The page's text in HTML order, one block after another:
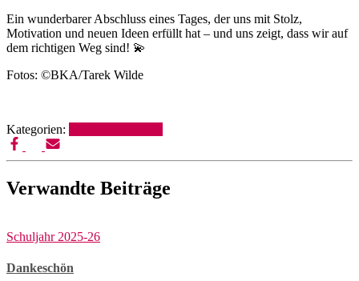
Ein wunderbarer Abschluss eines Tages, der uns mit Stolz,
Motivation und neuen Ideen erfüllt hat – und uns zeigt, dass wir auf
dem richtigen Weg sind! 💫
Fotos: ©BKA/Tarek Wilde
Kategorien:
Verwandte Beiträge
Schuljahr 2025-26
Dankeschön